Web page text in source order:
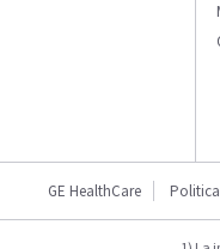
GE HealthCare